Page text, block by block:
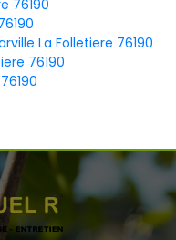
76190
La Folletiere 76190
76190